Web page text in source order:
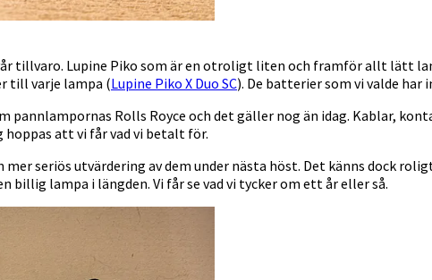
tillvaro. Lupine Piko som är en otroligt liten och framför allt lätt
till varje lampa (Lupine Piko X Duo SC). De batterier som vi valde har
pannlampornas Rolls Royce och det gäller nog än idag. Kablar,
att vi får vad vi betalt för.
seriös utvärdering av dem under nästa höst. Det känns dock
billig lampa i längden. Vi får se vad vi tycker om ett år eller så.